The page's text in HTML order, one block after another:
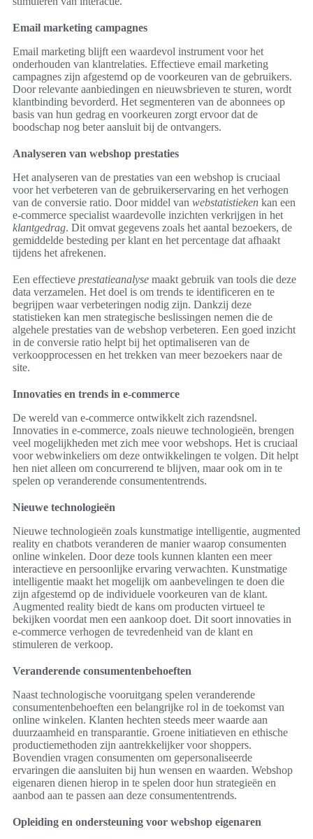
Email marketing campagnes
Email marketing blijft een waardevol instrument voor het
onderhouden van klantrelaties. Effectieve email marketing
campagnes zijn afgestemd op de voorkeuren van de gebruikers.
Door relevante aanbiedingen en nieuwsbrieven te sturen, wordt
klantbinding bevorderd. Het segmenteren van de abonnees op
basis van hun gedrag en voorkeuren zorgt ervoor dat de
boodschap nog beter aansluit bij de ontvangers.
Analyseren van webshop prestaties
Het analyseren van de prestaties van een webshop is cruciaal
voor het verbeteren van de gebruikerservaring en het verhogen
van de conversie ratio. Door middel van webstatistieken kan een
e-commerce specialist waardevolle inzichten verkrijgen in het
klantgedrag. Dit omvat gegevens zoals het aantal bezoekers, de
gemiddelde besteding per klant en het percentage dat afhaakt
tijdens het afrekenen.
Een effectieve prestatieanalyse maakt gebruik van tools die deze
data verzamelen. Het doel is om trends te identificeren en te
begrijpen waar verbeteringen nodig zijn. Dankzij deze
statistieken kan men strategische beslissingen nemen die de
algehele prestaties van de webshop verbeteren. Een goed inzicht
in de conversie ratio helpt bij het optimaliseren van de
verkoopprocessen en het trekken van meer bezoekers naar de
site.
Innovaties en trends in e-commerce
De wereld van e-commerce ontwikkelt zich razendsnel.
Innovaties in e-commerce, zoals nieuwe technologieën, brengen
veel mogelijkheden met zich mee voor webshops. Het is cruciaal
voor webwinkeliers om deze ontwikkelingen te volgen. Dit helpt
hen niet alleen om concurrerend te blijven, maar ook om in te
spelen op veranderende consumententrends.
Nieuwe technologieën
Nieuwe technologieën zoals kunstmatige intelligentie, augmented
reality en chatbots veranderen de manier waarop consumenten
online winkelen. Door deze tools kunnen klanten een meer
interactieve en persoonlijke ervaring verwachten. Kunstmatige
intelligentie maakt het mogelijk om aanbevelingen te doen die
zijn afgestemd op de individuele voorkeuren van de klant.
Augmented reality biedt de kans om producten virtueel te
bekijken voordat men een aankoop doet. Dit soort innovaties in
e-commerce verhogen de tevredenheid van de klant en
stimuleren de verkoop.
Veranderende consumentenbehoeften
Naast technologische vooruitgang spelen veranderende
consumentenbehoeften een belangrijke rol in de toekomst van
online winkelen. Klanten hechten steeds meer waarde aan
duurzaamheid en transparantie. Groene initiatieven en ethische
productiemethoden zijn aantrekkelijker voor shoppers.
Bovendien vragen consumenten om gepersonaliseerde
ervaringen die aansluiten bij hun wensen en waarden. Webshop
eigenaren dienen hierop in te spelen door hun strategieën en
aanbod aan te passen aan deze consumententrends.
Opleiding en ondersteuning voor webshop eigenaren